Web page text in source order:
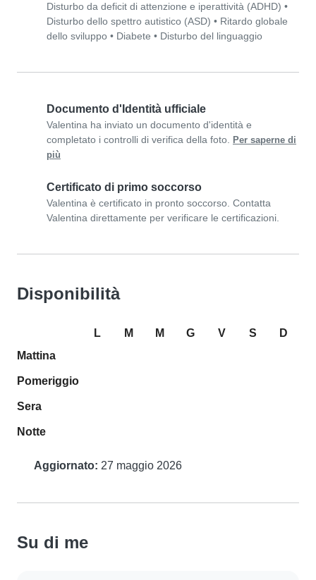
Disturbo da deficit di attenzione e iperattività (ADHD) •
Disturbo dello spettro autistico (ASD) • Ritardo globale
dello sviluppo • Diabete • Disturbo del linguaggio
Documento d'Identità ufficiale
Valentina ha inviato un documento d'identità e
completato i controlli di verifica della foto. Per saperne di
più
Certificato di primo soccorso
Valentina è certificato in pronto soccorso. Contatta
Valentina direttamente per verificare le certificazioni.
Disponibilità
L M M G V S
D
Mattina
Pomeriggio
Sera
Notte
Aggiornato: 27 maggio 2026
Su di me